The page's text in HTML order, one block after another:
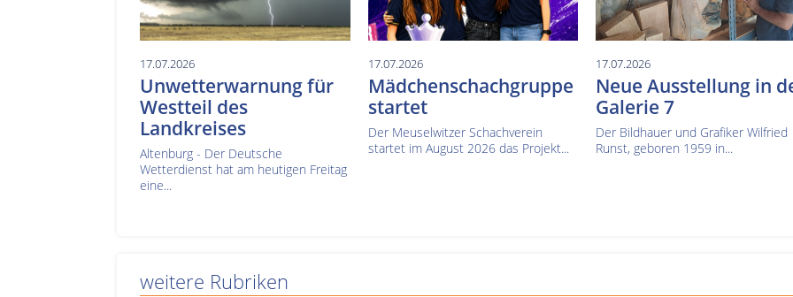
17.07.2026
Unwetterwarnung für
Westteil des
Landkreises
Altenburg - Der Deutsche
Wetterdienst hat am heutigen Freitag
eine...
17.07.2026
Mädchenschachgruppe
startet
Der Meuselwitzer Schachverein
startet im August 2026 das Projekt...
17.07.2026
Neue Ausstellung in
Galerie 7
Der Bildhauer und Grafiker Wilfried
Runst, geboren 1959 in...
weitere Rubriken